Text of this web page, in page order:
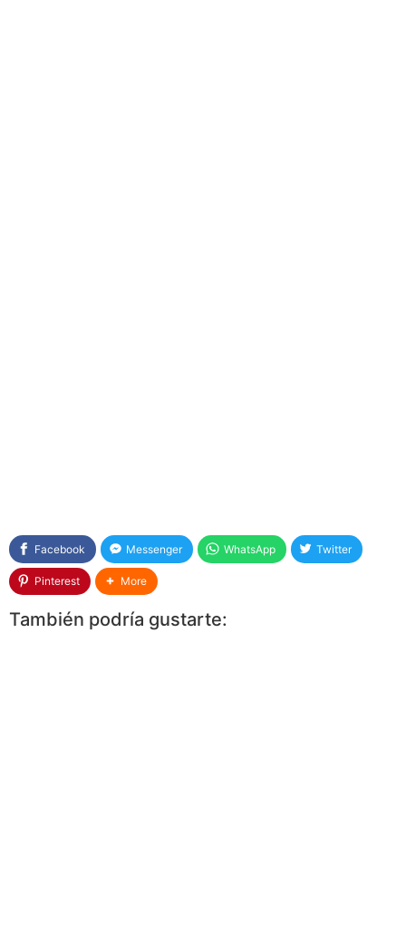
Facebook Messenger WhatsApp Twitter
Pinterest More
También podría gustarte: